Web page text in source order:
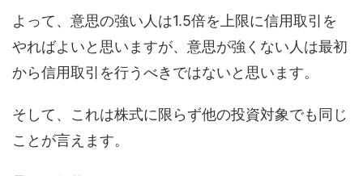
よって、意思の強い人は1.5倍を上限に信用取引を
やればよいと思いますが、意思が強くない人は最初
から信用取引を行うべきではないと思います。
そして、これは株式に限らず他の投資対象でも同じ
ことが言えます。